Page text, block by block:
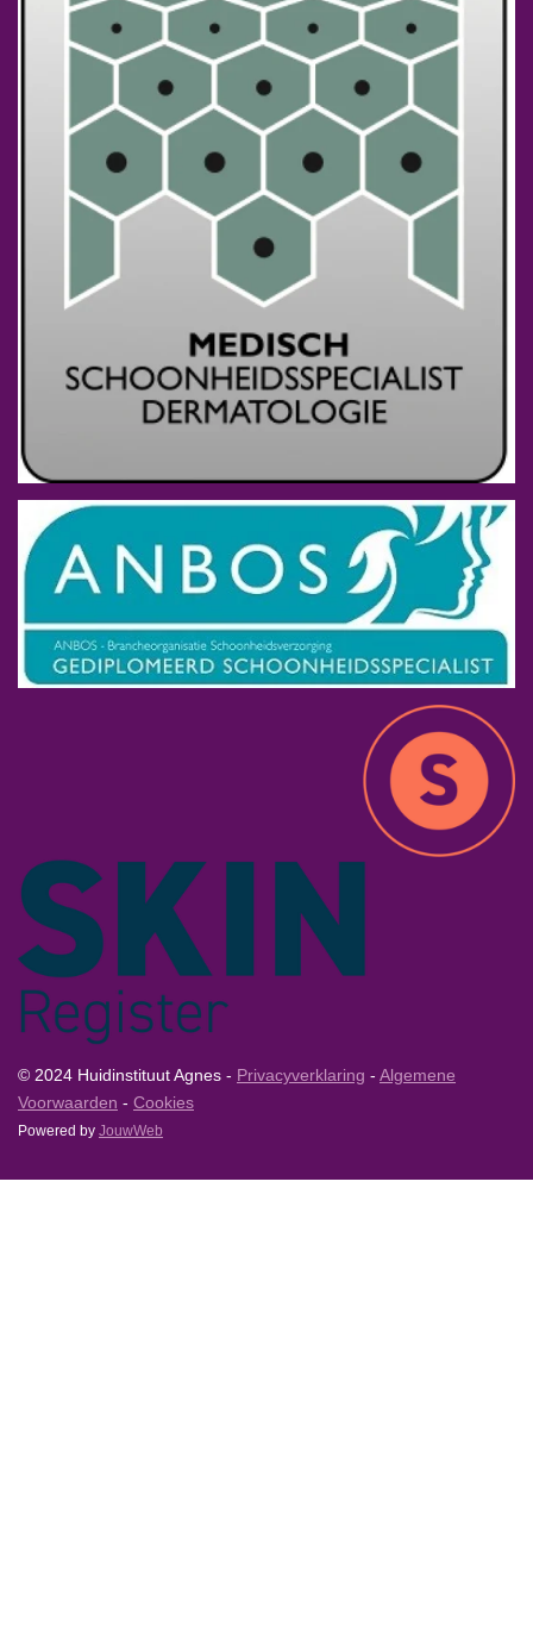
© 2024 Huidinstituut Agnes - Privacyverklaring - Algemene
Voorwaarden - Cookies
Powered by JouwWeb